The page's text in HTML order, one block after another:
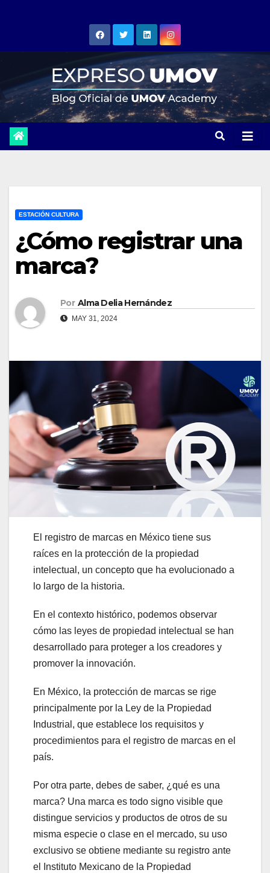
ESTACIÓN CULTURA
¿Cómo registrar una
marca?
Por Alma Delia Hernández
MAY 31, 2024
El registro de marcas en México tiene sus
raíces en la protección de la propiedad
intelectual, un concepto que ha evolucionado a
lo largo de la historia.
En el contexto histórico, podemos observar
cómo las leyes de propiedad intelectual se han
desarrollado para proteger a los creadores y
promover la innovación.
En México, la protección de marcas se rige
principalmente por la Ley de la Propiedad
Industrial, que establece los requisitos y
procedimientos para el registro de marcas en el
país.
Por otra parte, debes de saber, ¿qué es una
marca? Una marca es todo signo visible que
distingue servicios y productos de otros de su
misma especie o clase en el mercado, su uso
exclusivo se obtiene mediante su registro ante
el Instituto Mexicano de la Propiedad